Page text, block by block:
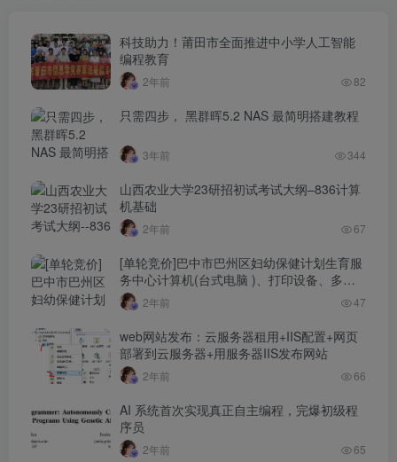
科技助力！莆田市全面推进中小学人工智能
编程教育
2年前 82
只需四步， 黑群晖5.2 NAS 最简明搭建教程
3年前 344
山西农业大学23研招初试考试大纲–836计算
机基础
2年前 67
[单轮竞价]巴中市巴州区妇幼保健计划生育服
务中心计算机(台式电脑 )、打印设备、多功
能一体机、笔记本电脑 采购(巴州竞采
【2022】70-1号)
2年前 47
web网站发布：云服务器租用+IIS配置+网页
部署到云服务器+用服务器IIS发布网站
2年前 66
AI 系统首次实现真正自主编程，完爆初级程
序员
2年前 65